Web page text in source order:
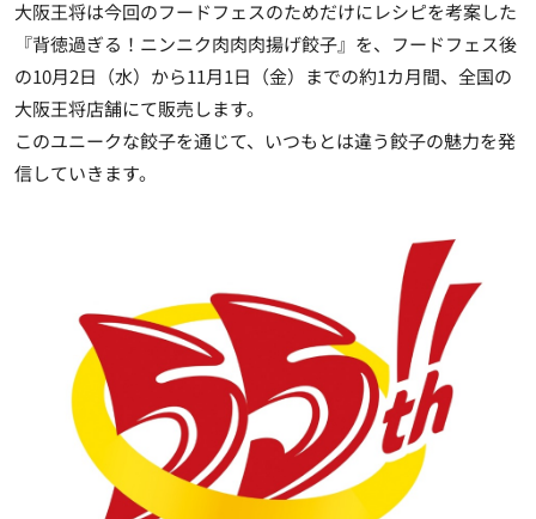
大阪王将は今回のフードフェスのためだけにレシピを考案した
『背徳過ぎる！ニンニク肉肉肉揚げ餃子』を、フードフェス後
の10月2日（水）から11月1日（金）までの約1カ月間、全国の
大阪王将店舗にて販売します。
このユニークな餃子を通じて、いつもとは違う餃子の魅力を発
信していきます。